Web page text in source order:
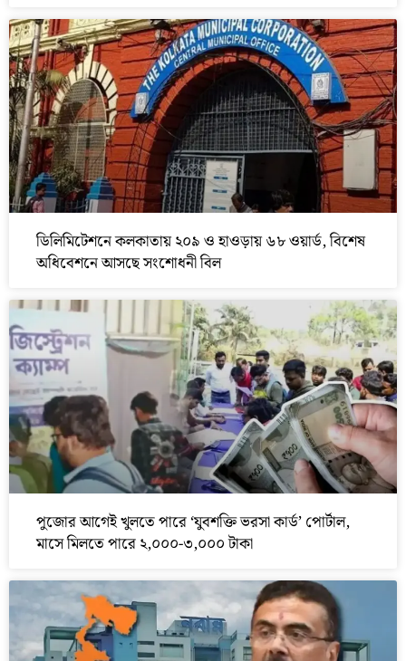
ডিলিমিটেশনে কলকাতায় ২০৯ ও হাওড়ায় ৬৮ ওয়ার্ড, বিশেষ
অধিবেশনে আসছে সংশোধনী বিল
পুজোর আগেই খুলতে পারে ‘যুবশক্তি ভরসা কার্ড’ পোর্টাল,
মাসে মিলতে পারে ২,০০০-৩,০০০ টাকা